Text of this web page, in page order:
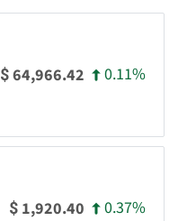
$64,966.42 0.11%
$ 1,920.40 0.37%